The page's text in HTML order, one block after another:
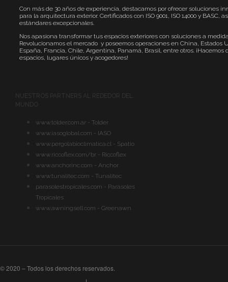
Con más de 30 años de experiencia, destacamos por ofrecer soluciones
para la arquitectura exterior. Certificados con ISO 9001, ISO 14000 y BASC,
estándares excepcionales.
Nos apasiona transformar tus espacios exteriores con soluciones a
Revolucionamos el mercado y poseemos operaciones en China, Estados
España, Francia, Chile, Argentina, Panamá, Brasil, entre otros. ¡Hacemos
espacios, lugares únicos y acogedores!
NUESTROS PARTNERS AL REDEDOR DEL
MUNDO
www.tolder.com.ar - Tolder
www.iasoglobal.com - IASO
www.pergolabioclimatica.cl - Spatio
www.riccoflex.com/br - Riccoflex
www.anchorinc.com - Anchor
www.tunalitec.com - Tunalitec
parasolestropicales.com - Parasoles
Tropicales
www.awningsell.com - Greenawn
© 2020 – Todos los derechos reservados.